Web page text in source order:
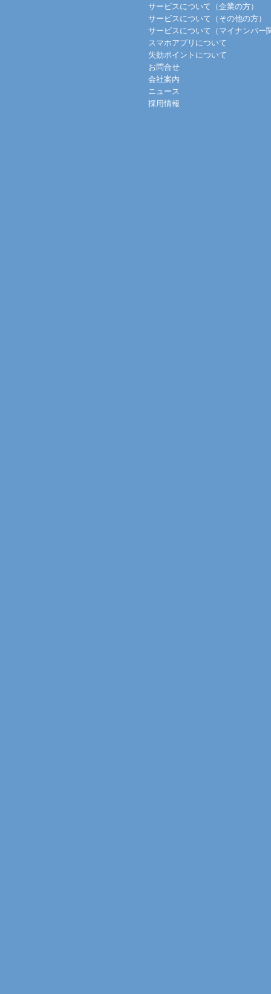
サービスについて（企業の方）
サービスについて（その他の方）
サービスについて（マイナンバー
スマホアプリについて
失効ポイントについて
お問合せ
会社案内
ニュース
採用情報